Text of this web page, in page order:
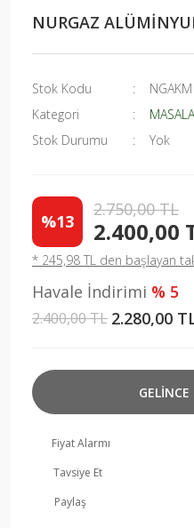
NURGAZ
Stok Kodu
NGAKM
Kategori
Stok Durumu
Yok
%13
2.750,00 TL
2.400,00
* 245,98 TL den başlayan
Havale İndirimi % 5
2.400,00 TL 2.280,00
GELİNCE
Fiyat Alarmı
Tavsiye Et
Paylaş